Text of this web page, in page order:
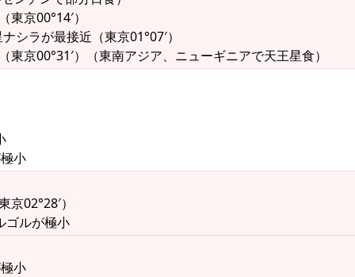
東京00°14′）
シラが最接近（東京01°07′）
京00°31′）（東南アジア、ニューギニアで天王星食）
小
京02°28′）
ゴルが極小
小